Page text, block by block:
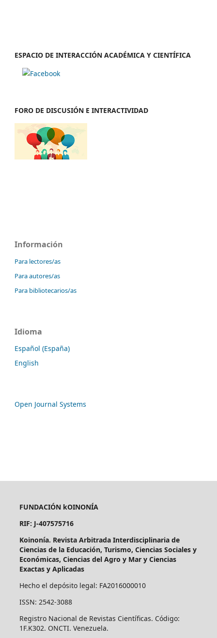
ESPACIO DE INTERACCIÓN ACADÉMICA Y CIENTÍFICA
FORO DE DISCUSIÓN E INTERACTIVIDAD
Información
Para lectores/as
Para autores/as
Para bibliotecarios/as
Idioma
Español (España)
English
Open Journal Systems
FUNDACIÓN kOINONÍA
RIF: J-407575716
Koinonía. Revista Arbitrada Interdisciplinaria de
Ciencias de la Educación, Turismo, Ciencias Sociales y
Económicas, Ciencias del Agro y Mar y Ciencias
Exactas y Aplicadas
Hecho el depósito legal: FA2016000010
ISSN: 2542-3088
Registro Nacional de Revistas Científicas. Código:
1F.K302. ONCTI. Venezuela.